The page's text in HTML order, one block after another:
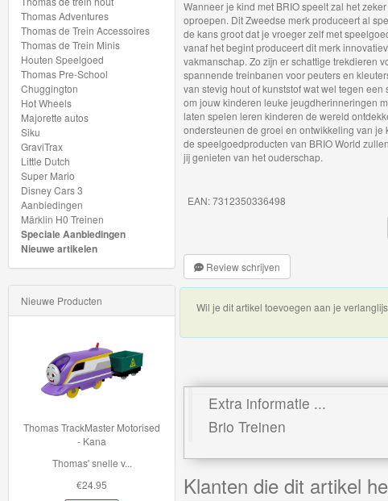
Brio
Treinenset
Brio
Gebouwen
Brio
Tunnel
Brio
Bruggen
Brio
lokomotieven
Brio
met
batterij
Brio
Wagons
Wanneer je kind met BRIO speelt zal het
oproepen. Dit Zweedse merk produceert al
de kans groot dat je vroeger zelf met
vanaf het begint produceert dit merk
vakmanschap. Zo zijn er schattige trekdieren
spannende treinbanen voor peuters en
van stevig hout of kunststof wat wel tegen
om jouw kinderen leuke jeugdherinneringen
laten spelen leren kinderen de wereld
ondersteunen de groei en ontwikkeling van je
de speelgoedproducten van BRIO World
jij genieten van het ouderschap.
EAN: 7312350336498
Review schrijven
Wil je dit artikel toevoegen aan je
Extra informatie ...
Brio Treinen
Klanten die dit artikel
Thomas Adventures
Thomas de Trein Accessoires
Thomas de Trein Minis
Houten Speelgoed
Thomas Pre-School
Chuggington
Hot Wheels
Majorette autos
Siku
GraviTrax
Little Dutch
Super Mario
Disney Cars 3
Aanbiedingen
Märklin H0 Treinen
Speciale Aanbiedingen
Nieuwe artikelen
Nieuwe Producten
Thomas TrackMaster Motorised
- Kana
Thomas' snelle v...
€24.95